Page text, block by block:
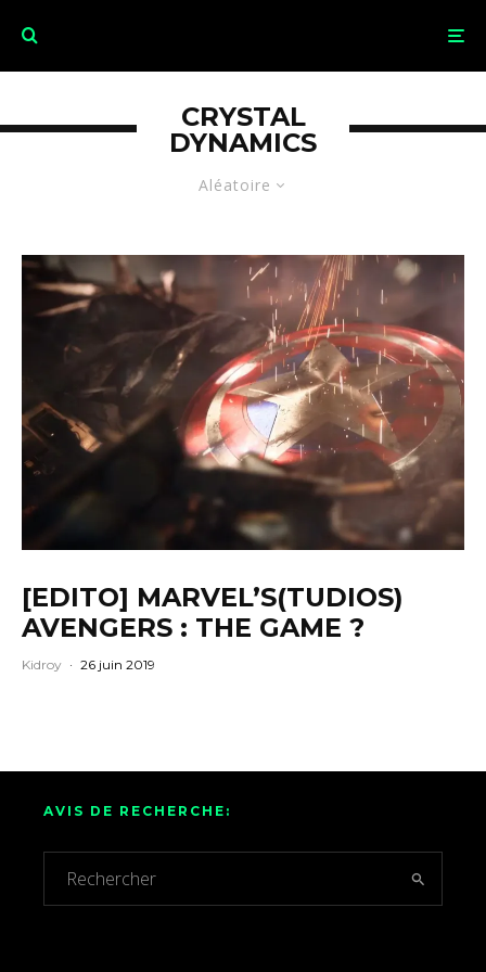
Aléatoire
CRYSTAL
DYNAMICS
[EDITO] MARVEL’S(TUDIOS)
AVENGERS : THE GAME ?
Kidroy · 26 juin 2019
AVIS DE RECHERCHE: